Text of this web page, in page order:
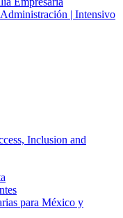
| Intensivo
Inclusion and
para México y